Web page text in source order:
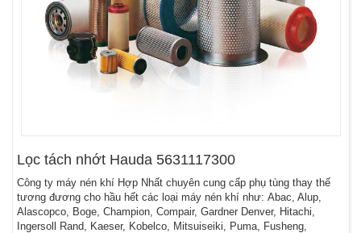
Lọc tách nhớt Hauda 5631117300
Công ty máy nén khí Hợp Nhất chuyên cung cấp phụ tùng thay thế
tương đương cho hầu hết các loại máy nén khí như: Abac, Alup,
Alascopco, Boge, Champion, Compair, Gardner Denver, Hitachi,
Ingersoll Rand, Kaeser, Kobelco, Mitsuiseiki, Puma, Fusheng,